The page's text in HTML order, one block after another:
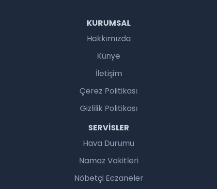
KURUMSAL
Hakkımızda
Künye
İletişim
Çerez Politikası
Gizlilik Politikası
SERVISLER
Hava Durumu
Namaz Vakitleri
Nöbetçi Eczaneler